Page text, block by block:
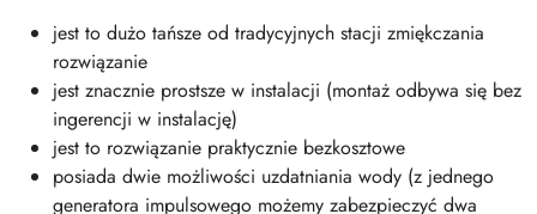
jest to dużo tańsze od tradycyjnych stacji zmiękczania
rozwiązanie
jest znacznie prostsze w instalacji (montaż odbywa się bez
ingerencji w instalację)
jest to rozwiązanie praktycznie bezkosztowe
posiada dwie możliwości uzdatniania wody (z jednego
generatora impulsowego możemy zabezpieczyć dwa